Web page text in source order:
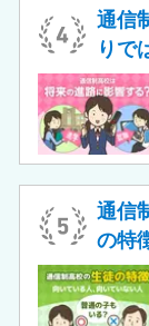
通信
りで
通信
の特